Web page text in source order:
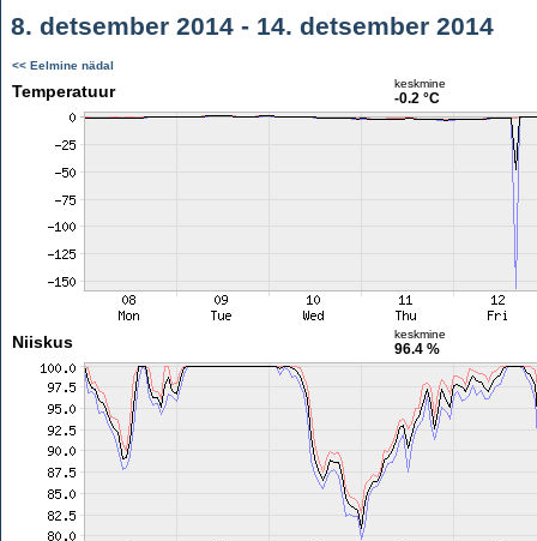
8. detsember 2014 - 14. detsember 2014
<< Eelmine nädal
Temperatuur keskmine
-0.2 °C
Niiskus keskmine
96.4 %